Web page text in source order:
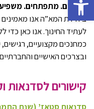
לומדים. מתפתחים.
ביחידת המא”ה אנו
לעתיד החינוך. אנו כאן כדי
כמחנכים מקצועיים,
ובצרכים האישיים
קישורים לסדנאות